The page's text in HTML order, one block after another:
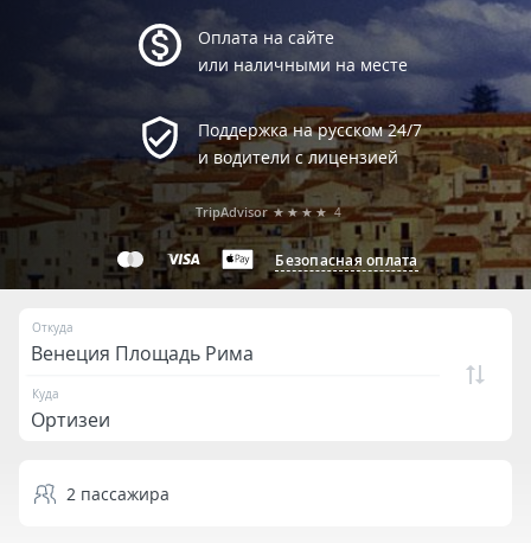
Оплата на сайте
или наличными на месте
Поддержка на русском 24/7
и водители с лицензией
Безопасная оплата
TripAdvisor ★★★★ 4
Откуда
Куда
2 пассажира